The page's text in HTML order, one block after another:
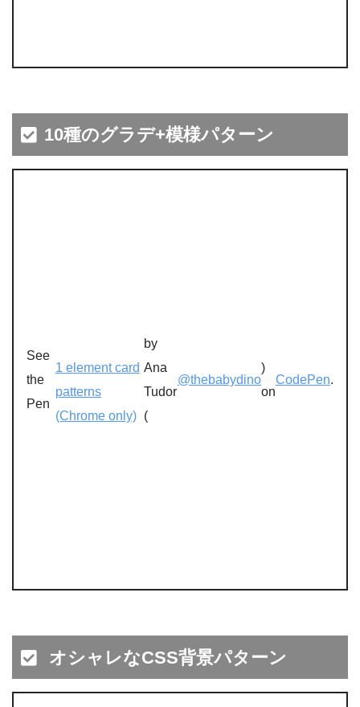
10種のグラデ+模様パターン
See
the
Pen
1 element card
patterns
(Chrome only)
by
Ana
Tudor
(
@thebabydino
)
on
CodePen.
オシャレなCSS背景パターン